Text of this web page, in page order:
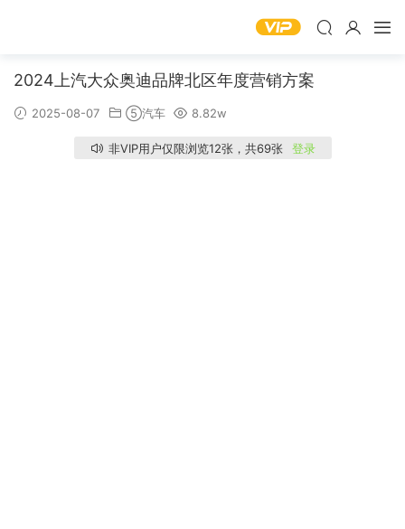
2024上汽大众奥迪品牌北区年度营销方案
2025-08-07 ⑤汽车 8.82w
非VIP用户仅限浏览12张，共69张 登录